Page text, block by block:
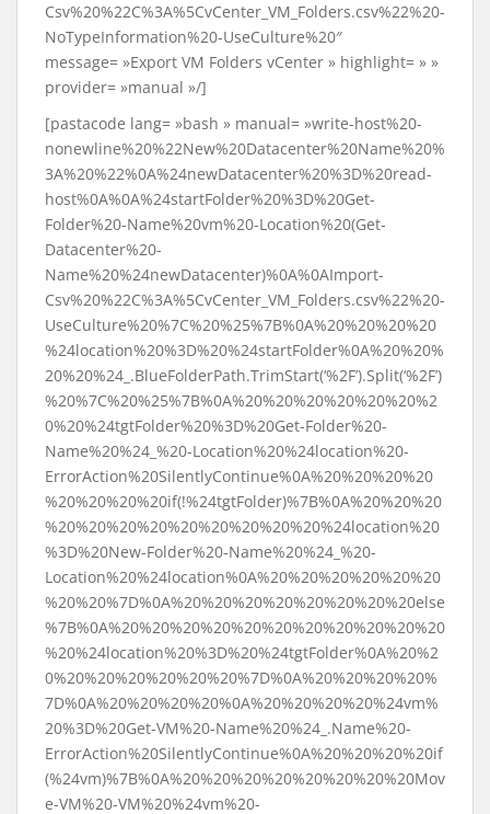
Csv%20%22C%3A%5CvCenter_VM_Folders.csv%22%20-
NoTypeInformation%20-UseCulture%20″
message= »Export VM Folders vCenter » highlight= » »
provider= »manual »/]
[pastacode lang= »bash » manual= »write-host%20-
nonewline%20%22New%20Datacenter%20Name%20%
3A%20%22%0A%24newDatacenter%20%3D%20read-
host%0A%0A%24startFolder%20%3D%20Get-
Folder%20-Name%20vm%20-Location%20(Get-
Datacenter%20-
Name%20%24newDatacenter)%0A%0AImport-
Csv%20%22C%3A%5CvCenter_VM_Folders.csv%22%20-
UseCulture%20%7C%20%25%7B%0A%20%20%20%20
%24location%20%3D%20%24startFolder%0A%20%20%
20%20%24_.BlueFolderPath.TrimStart(‘%2F’).Split(‘%2F’)
%20%7C%20%25%7B%0A%20%20%20%20%20%20%2
0%20%24tgtFolder%20%3D%20Get-Folder%20-
Name%20%24_%20-Location%20%24location%20-
ErrorAction%20SilentlyContinue%0A%20%20%20%20
%20%20%20%20if(!%24tgtFolder)%7B%0A%20%20%20
%20%20%20%20%20%20%20%20%20%24location%20
%3D%20New-Folder%20-Name%20%24_%20-
Location%20%24location%0A%20%20%20%20%20%20
%20%20%7D%0A%20%20%20%20%20%20%20%20else
%7B%0A%20%20%20%20%20%20%20%20%20%20%20
%20%24location%20%3D%20%24tgtFolder%0A%20%2
0%20%20%20%20%20%20%7D%0A%20%20%20%20%
7D%0A%20%20%20%20%0A%20%20%20%20%24vm%
20%3D%20Get-VM%20-Name%20%24_.Name%20-
ErrorAction%20SilentlyContinue%0A%20%20%20%20if
(%24vm)%7B%0A%20%20%20%20%20%20%20%20Mov
e-VM%20-VM%20%24vm%20-